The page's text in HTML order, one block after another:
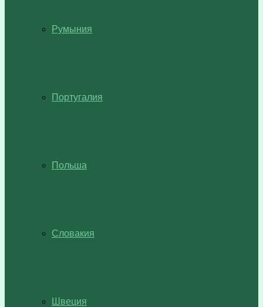
Румыния
Португалия
Польша
Словакия
Швеция